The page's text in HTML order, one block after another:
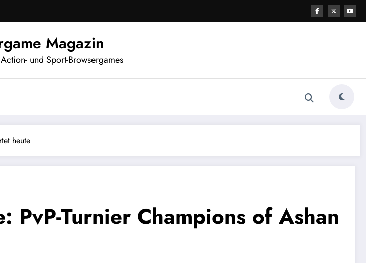
Magazin
und Sport-Browsergames
heute
Turnier Champions of Ashan